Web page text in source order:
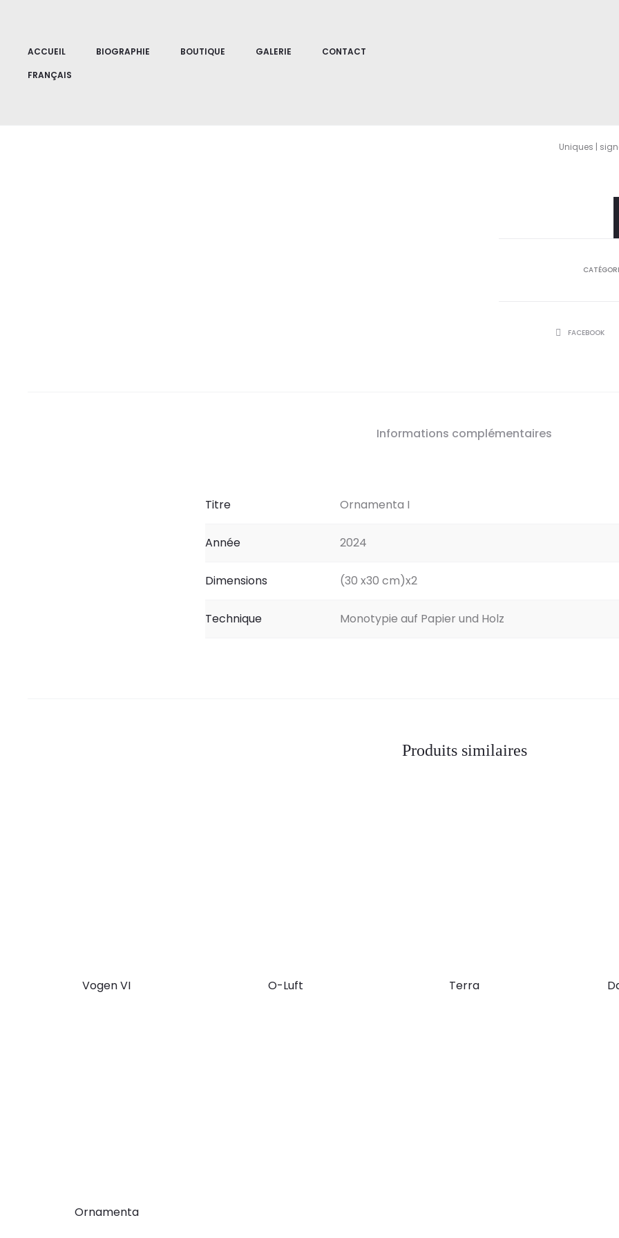
ACCUEIL BIOGRAPHIE BOUTIQUE GALERIE
CONTACT
FRANÇAIS
Uniques |
SHAREFACEBOOK
Informations complémentaires
Titre Ornamenta I
Année 2024
Dimensions (30 x30 cm)x2
Technique Monotypie auf Papier und Holz
Produits similaires
Vogen VI O-Luft Terra
Ornamenta